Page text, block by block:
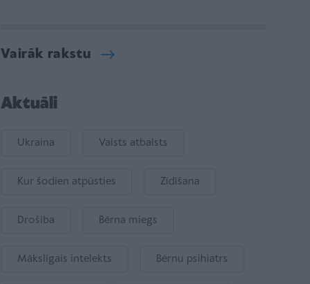
Vairāk rakstu
Aktuāli
Ukraina Valsts atbalsts
Kur šodien atpūsties Zīdīšana
Drošība Bērna miegs
Mākslīgais intelekts Bērnu psihiatrs